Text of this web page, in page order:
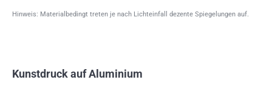
Hinweis: Materialbedingt treten je nach Lichteinfall dezente Spiegelungen auf.
Kunstdruck auf Aluminium